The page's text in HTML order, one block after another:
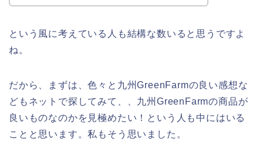
という風に考えている人も結構な数いると思うですよ
ね。
だから、まずは、色々と九州GreenFarmの良い感想な
どもネットで探してみて、、九州GreenFarmの商品が
良いものなのかを見極めたい！という人も中にはいる
ことと思います。私もそう思いました。